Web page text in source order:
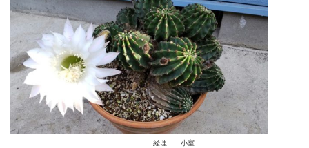
経理 小室